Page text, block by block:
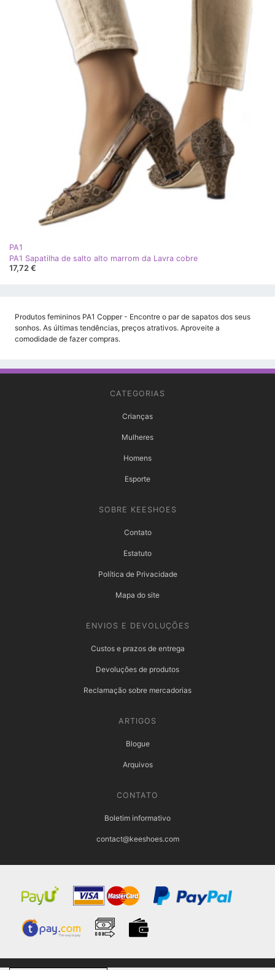
PA1
PA1 Sapatilha de salto alto marrom da Lavra cobre
17,72 €
Produtos femininos PA1 Copper - Encontre o par de sapatos dos seus
sonhos. As últimas tendências, preços atrativos. Aproveite a
comodidade de fazer compras.
CATEGORIAS
Crianças
Mulheres
Homens
Esporte
SOBRE KEESHOES
Contato
Estatuto
Política de Privacidade
Mapa do site
ENVIOS E DEVOLUÇÕES
Custos e prazos de entrega
Devoluções de produtos
Reclamação sobre mercadorias
ARTIGOS
Blogue
Arquivos
CONTATO
Boletim informativo
contact@keeshoes.com